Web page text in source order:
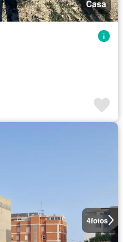
Casa
4fotos